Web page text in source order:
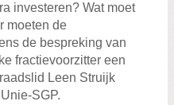
investeren? Wat moet
moeten de
de bespreking van
fractievoorzitter een
Leen Struijk
SGP.